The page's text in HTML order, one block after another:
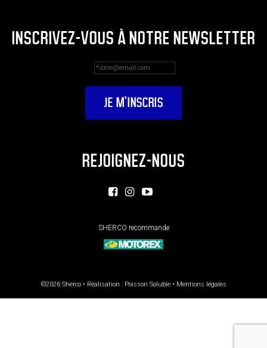
INSCRIVEZ-VOUS À NOTRE NEWSLETTER
REJOIGNEZ-NOUS
SHERCO recommande
©2026 Sherco • Réalisation : Poisson Soluble• Mentions légales